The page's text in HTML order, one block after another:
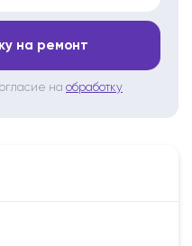
на ремонт
на обработку